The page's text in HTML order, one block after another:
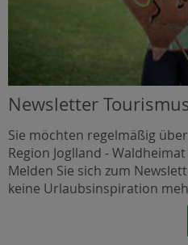
Newsletter
Sie möchten regelmäßig
Region Joglland -
Melden Sie sich zum
keine Urlaubsinspiration